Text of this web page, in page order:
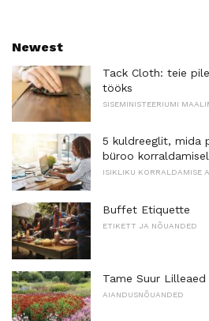
Newest
Tack Cloth: teie
tööks
SISEMINISTEERIUMI
5 kuldreeglit, mida
büroo
ISIKLIKU KORRALDAMISE
Buffet Etiquette
ETIKETT JA NÕUANDED
Tame Suur Lilleaed
AIANDUSNÕUANDED